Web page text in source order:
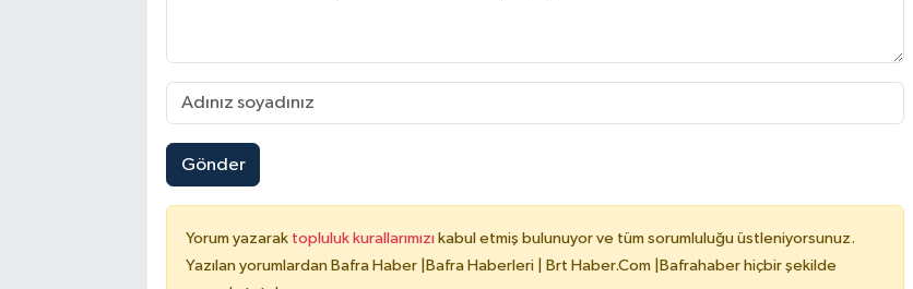
Gönder
Yorum yazarak topluluk kurallarımızı kabul etmiş bulunuyor ve tüm sorumluluğu üstleniyorsunuz.
Yazılan yorumlardan Bafra Haber |Bafra Haberleri | Brt Haber.Com |Bafrahaber hiçbir şekilde